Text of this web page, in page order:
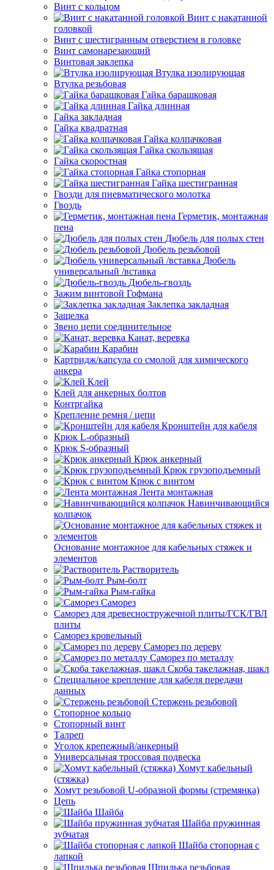
Винт с кольцом
Винт с накатанной
головкой
Винт с шестигранным отверстием в головке
Винт самонарезающий
Винтовая заклепка
Втулка изолирующая
Втулка резьбовая
Гайка барашковая
Гайка длинная
Гайка закладная
Гайка квадратная
Гайка колпачковая
Гайка скользящая
Гайка скоростная
Гайка стопорная
Гайка шестигранная
Гвозди для пневматического молотка
Гвоздь
Герметик, монтажная
пена
Дюбель для полых стен
Дюбель резьбовой
Дюбель
универсальный /вставка
Дюбель-гвоздь
Зажим винтовой Гофмана
Заклепка закладная
Защелка
Звено цепи соединительное
Канат, веревка
Карабин
Картридж/капсула со смолой для химического
анкера
Клей
Клей для анкерных болтов
Контргайка
Крепление ремня / цепи
Кронштейн для кабеля
Крюк L-образный
Крюк S-образный
Крюк анкерный
Крюк грузоподъемный
Крюк с винтом
Лента монтажная
Навинчивающийся
колпачок
Основание монтажное для кабельных стяжек и
элементов
Растворитель
Рым-болт
Рым-гайка
Саморез
Саморез для древесностружечной плиты/ГСК/ГВЛ
плиты
Саморез кровельный
Саморез по дереву
Саморез по металлу
Скоба такелажная, шакл
Специальное крепление для кабеля передачи
данных
Стержень резьбовой
Стопорное кольцо
Стопорный винт
Талреп
Уголок крепежный/анкерный
Универсальная троссовая подвеска
Хомут кабельный
(стяжка)
Хомут резьбовой U-образной формы (стремянка)
Цепь
Шайба
Шайба пружинная
зубчатая
Шайба стопорная с
лапкой
Шпилька резьбовая